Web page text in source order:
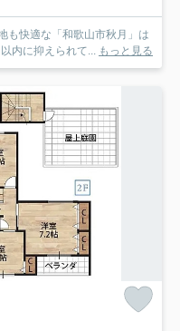
も快適な「和歌山市秋月」は
内に抑えられて... もっと見る